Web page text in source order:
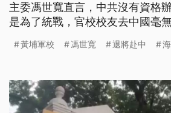
主委馮世寬直言，中共沒有資格
是為了統戰，官校校友去中國毫
山陸軍官校的活動，不會參加對
黃埔軍校 馮世寬 退將赴中